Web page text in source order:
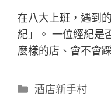
在八大上班，遇到
紀」。 一位經紀是
麼樣的店、會不會
分
酒店新手村